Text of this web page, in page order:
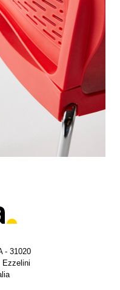
- 31020
Ezzelini